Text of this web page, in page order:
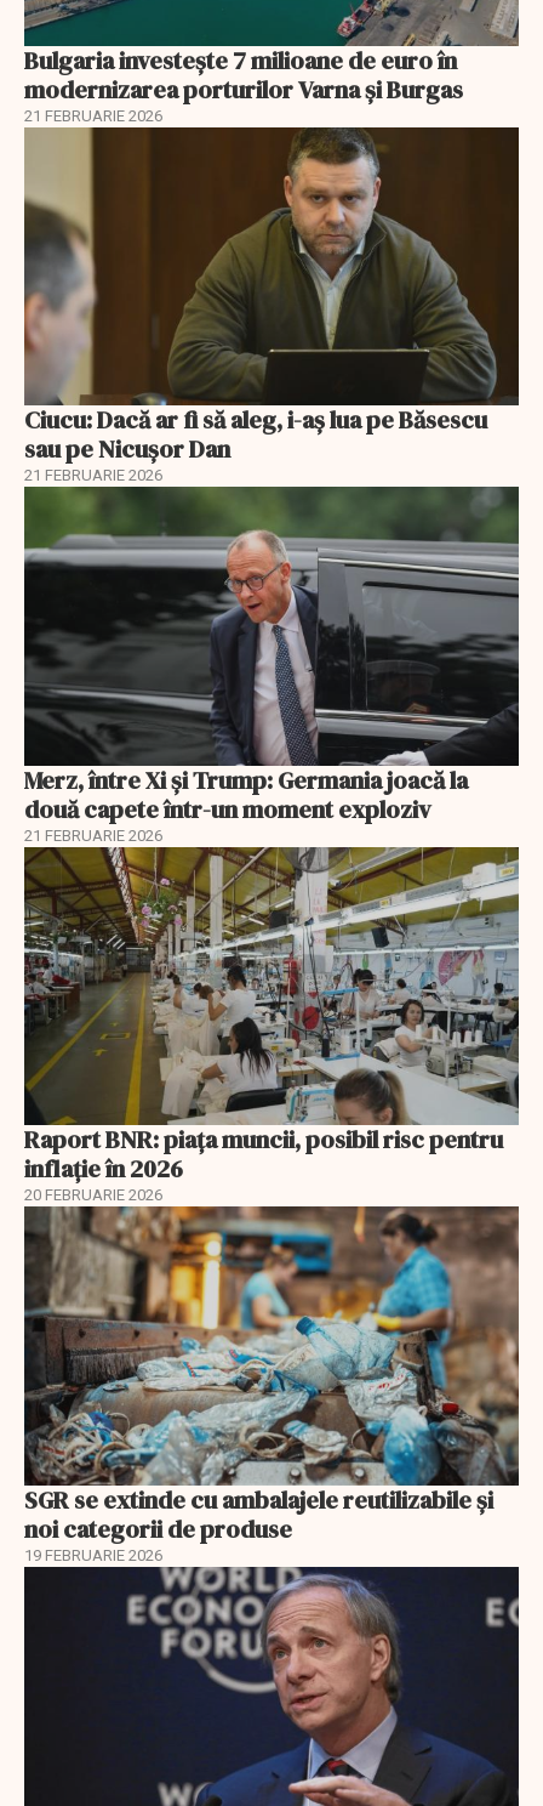
Bulgaria investește 7 milioane de euro în
modernizarea porturilor Varna și Burgas
21 FEBRUARIE 2026
Ciucu: Dacă ar fi să aleg, i-aș lua pe Băsescu
sau pe Nicușor Dan
21 FEBRUARIE 2026
Merz, între Xi și Trump: Germania joacă la
două capete într-un moment exploziv
21 FEBRUARIE 2026
Raport BNR: piața muncii, posibil risc pentru
inflație în 2026
20 FEBRUARIE 2026
SGR se extinde cu ambalajele reutilizabile și
noi categorii de produse
19 FEBRUARIE 2026